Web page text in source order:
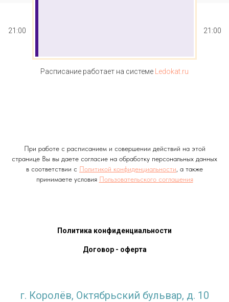
21:00 21:00
Расписание работает на системе Ledokat.ru
При работе с расписанием и совершении действий на этой
странице Вы вы даете согласие на обработку персональных данных
в соответствии с Политикой конфиденциальности , а также
принимаете условия Пользовательского соглашения
Политика конфиденциальности
Договор - оферта
г. Королёв, Октябрьский бульвар, д. 10